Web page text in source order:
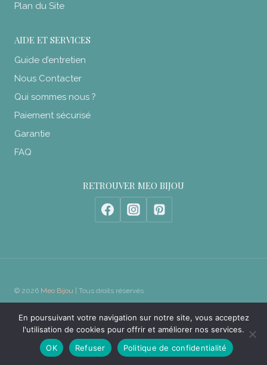
Plan du Site
AIDE ET SERVICES
Guide d’entretien
Nous Contacter
Qui sommes nous ?
Paiement sécurisé
Garantie
FAQ
RETROUVER MEO BIJOU
© 2026 Meo Bijou | Tous droits réservés
Politiques de confidentialité|Conditions Générales de Vente| Mentions
Légales|Plan du site
En poursuivant votre navigation sur notre site, vous acceptez
l'utilisation de cookies pour offrir et améliorer nos services.
OK
Refuser Politique de confidentialité